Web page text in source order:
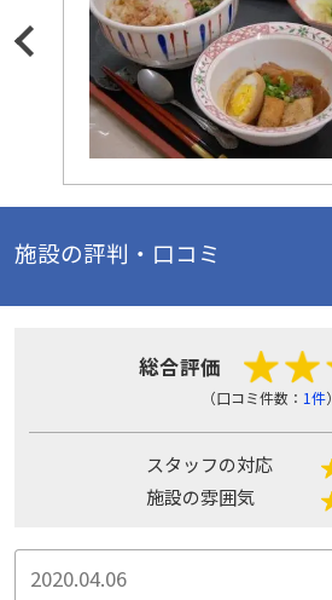
施設の評判・口コミ
総合評価
（口コミ件数： 1件）
スタッフの対応
施設の雰囲気
2020.04.06